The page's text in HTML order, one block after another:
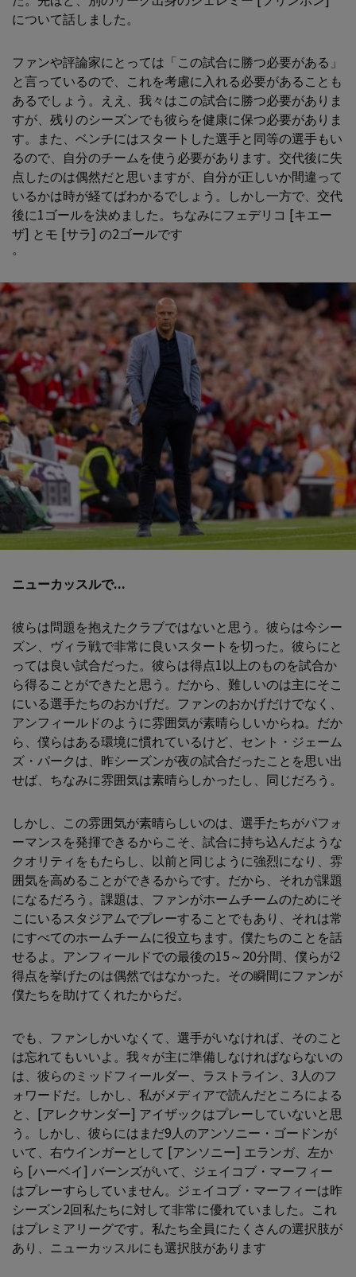
について話しました。
ファンや評論家にとっては「この試合に勝つ必要がある」
と言っているので、これを考慮に入れる必要があることも
あるでしょう。ええ、我々はこの試合に勝つ必要がありま
すが、残りのシーズンでも彼らを健康に保つ必要がありま
す。また、ベンチにはスタートした選手と同等の選手もい
るので、自分のチームを使う必要があります。交代後に失
点したのは偶然だと思いますが、自分が正しいか間違って
いるかは時が経てばわかるでしょう。しかし一方で、交代
後に1ゴールを決めました。ちなみにフェデリコ [キエー
ザ] とモ [サラ] の2ゴールです
。
ニューカッスルで...
彼らは問題を抱えたクラブではないと思う。彼らは今シー
ズン、ヴィラ戦で非常に良いスタートを切った。彼らにと
っては良い試合だった。彼らは得点1以上のものを試合か
ら得ることができたと思う。だから、難しいのは主にそこ
にいる選手たちのおかげだ。ファンのおかげだけでなく、
アンフィールドのように雰囲気が素晴らしいからね。だか
ら、僕らはある環境に慣れているけど、セント・ジェーム
ズ・パークは、昨シーズンが夜の試合だったことを思い出
せば、ちなみに雰囲気は素晴らしかったし、同じだろう。
しかし、この雰囲気が素晴らしいのは、選手たちがパフォ
ーマンスを発揮できるからこそ、試合に持ち込んだような
クオリティをもたらし、以前と同じように強烈になり、雰
囲気を高めることができるからです。だから、それが課題
になるだろう。課題は、ファンがホームチームのためにそ
こにいるスタジアムでプレーすることでもあり、それは常
にすべてのホームチームに役立ちます。僕たちのことを話
せるよ。アンフィールドでの最後の15～20分間、僕らが2
得点を挙げたのは偶然ではなかった。その瞬間にファンが
僕たちを助けてくれたからだ。
でも、ファンしかいなくて、選手がいなければ、そのこと
は忘れてもいいよ。我々が主に準備しなければならないの
は、彼らのミッドフィールダー、ラストライン、3人のフ
ォワードだ。しかし、私がメディアで読んだところによる
と、[アレクサンダー] アイザックはプレーしていないと思
う。しかし、彼らにはまだ9人のアンソニー・ゴードンが
いて、右ウインガーとして [アンソニー] エランガ、左か
ら [ハーベイ] バーンズがいて、ジェイコブ・マーフィー
はプレーすらしていません。ジェイコブ・マーフィーは昨
シーズン2回私たちに対して非常に優れていました。これ
はプレミアリーグです。私たち全員にたくさんの選択肢が
あり、ニューカッスルにも選択肢があります